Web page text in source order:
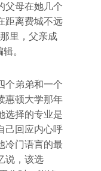
父母在她几个
距离费城不远
里，父亲成
。
个弟弟和一个
惠顿大学那年
选择的专业是
己回应内心呼
冷门语言的最
说，该选